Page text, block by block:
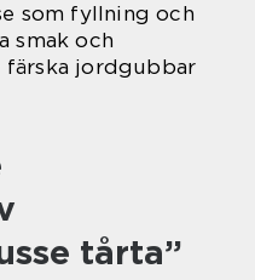
som fyllning och
smak och
färska jordgubbar
tårta”